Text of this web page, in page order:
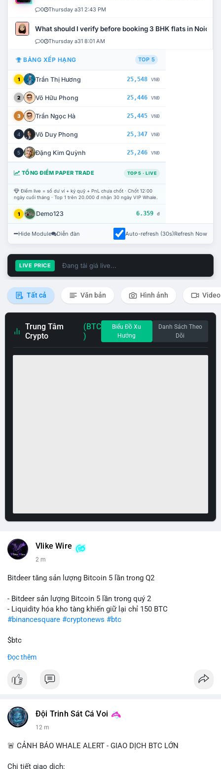
0 Thursday a31 2:43 PM
What should I verify before booking 3 BHK flats in Noida?
0 Thursday a31 8:01 AM
BẢNG XẾP HẠNG TOP 5
1 Trần Thị Hương 25,548 VNĐ
2 Võ Hữu Phong 25,446 VNĐ
3 Trần Ngọc Hà 25,445 VNĐ
4 Võ Duy Phong 25,347 VNĐ
5 Đặng Kim Quỳnh 25,246 VNĐ
TỔNG ĐIỂM PAPER TRADE TOP 5 · LIVE
Điểm live = số dư ví + ký quỹ + PnL chưa chốt · Chốt 12:00
ngày cuối tháng · Top 1 trên 20.000 đ nhận 30 ngày VIP Whale.
1 Demo123 6.359 đ
Hide Module Diễn đàn Auto-refresh (30s)Refresh Now
LIVE PRICE Đang tải giá live...
Tất cả Văn bản Hình ảnh Video
Trung Tâm
Crypto
(BTC
)
Biểu Đồ Xu
Hướng
Danh Sách Theo
Dõi
Vlike Wire
2 m
Bitdeer tăng sản lượng Bitcoin 5 lần trong Q2
- Bitdeer sản lượng Bitcoin 5 lần trong quý 2
- Liquidity hóa kho tàng khiến giữ lại chỉ 150 BTC
#binancesquare #cryptonews #btc
$btc
#vlikevn
📰 Nguồn: Cointelegraph
Đọc thêm
Đội Trinh Sát Cá Voi
12 m
🚨 CẢNH BÁO WHALE ALERT - GIAO DỊCH BTC LỚN
Chi tiết giao dịch: